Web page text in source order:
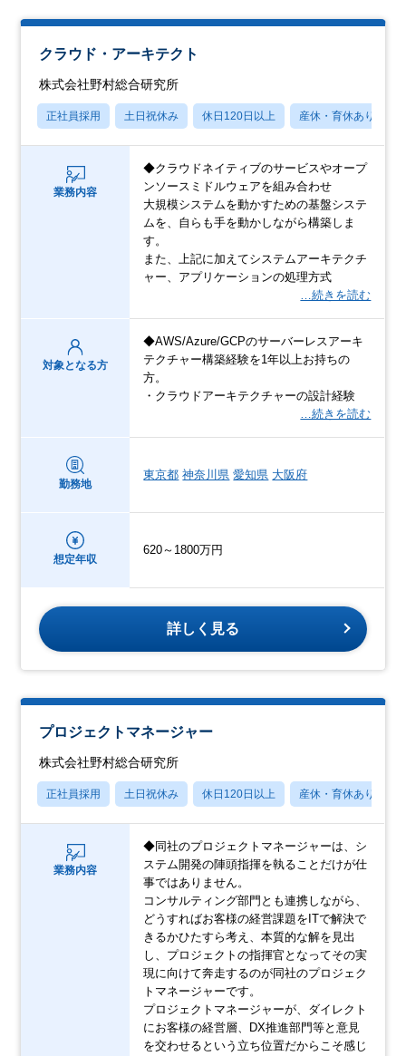
クラウド・アーキテクト
株式会社野村総合研究所
正社員採用 土日祝休み 休日120日以上 産休・育休あり
業務内容
◆クラウドネイティブのサービスやオープ
ンソースミドルウェアを組み合わせ
大規模システムを動かすための基盤システ
ムを、自らも手を動かしながら構築しま
す。
また、上記に加えてシステムアーキテクチ
ャー、アプリケーションの処理方式
…続きを読む
対象となる方
◆AWS/Azure/GCPのサーバーレスアーキ
テクチャー構築経験を1年以上お持ちの
方。
・クラウドアーキテクチャーの設計経験
…続きを読む
勤務地
東京都 神奈川県 愛知県 大阪府
想定年収
620～1800万円
詳しく見る
プロジェクトマネージャー
株式会社野村総合研究所
正社員採用 土日祝休み 休日120日以上 産休・育休あり
業務内容
◆同社のプロジェクトマネージャーは、シ
ステム開発の陣頭指揮を執ることだけが仕
事ではありません。
コンサルティング部門とも連携しながら、
どうすればお客様の経営課題をITで解決で
きるかひたすら考え、本質的な解を見出
し、プロジェクトの指揮官となってその実
現に向けて奔走するのが同社のプロジェク
トマネージャーです。
プロジェクトマネージャーが、ダイレクト
にお客様の経営層、DX推進部門等と意見
を交わせるという立ち位置だからこそ感じ